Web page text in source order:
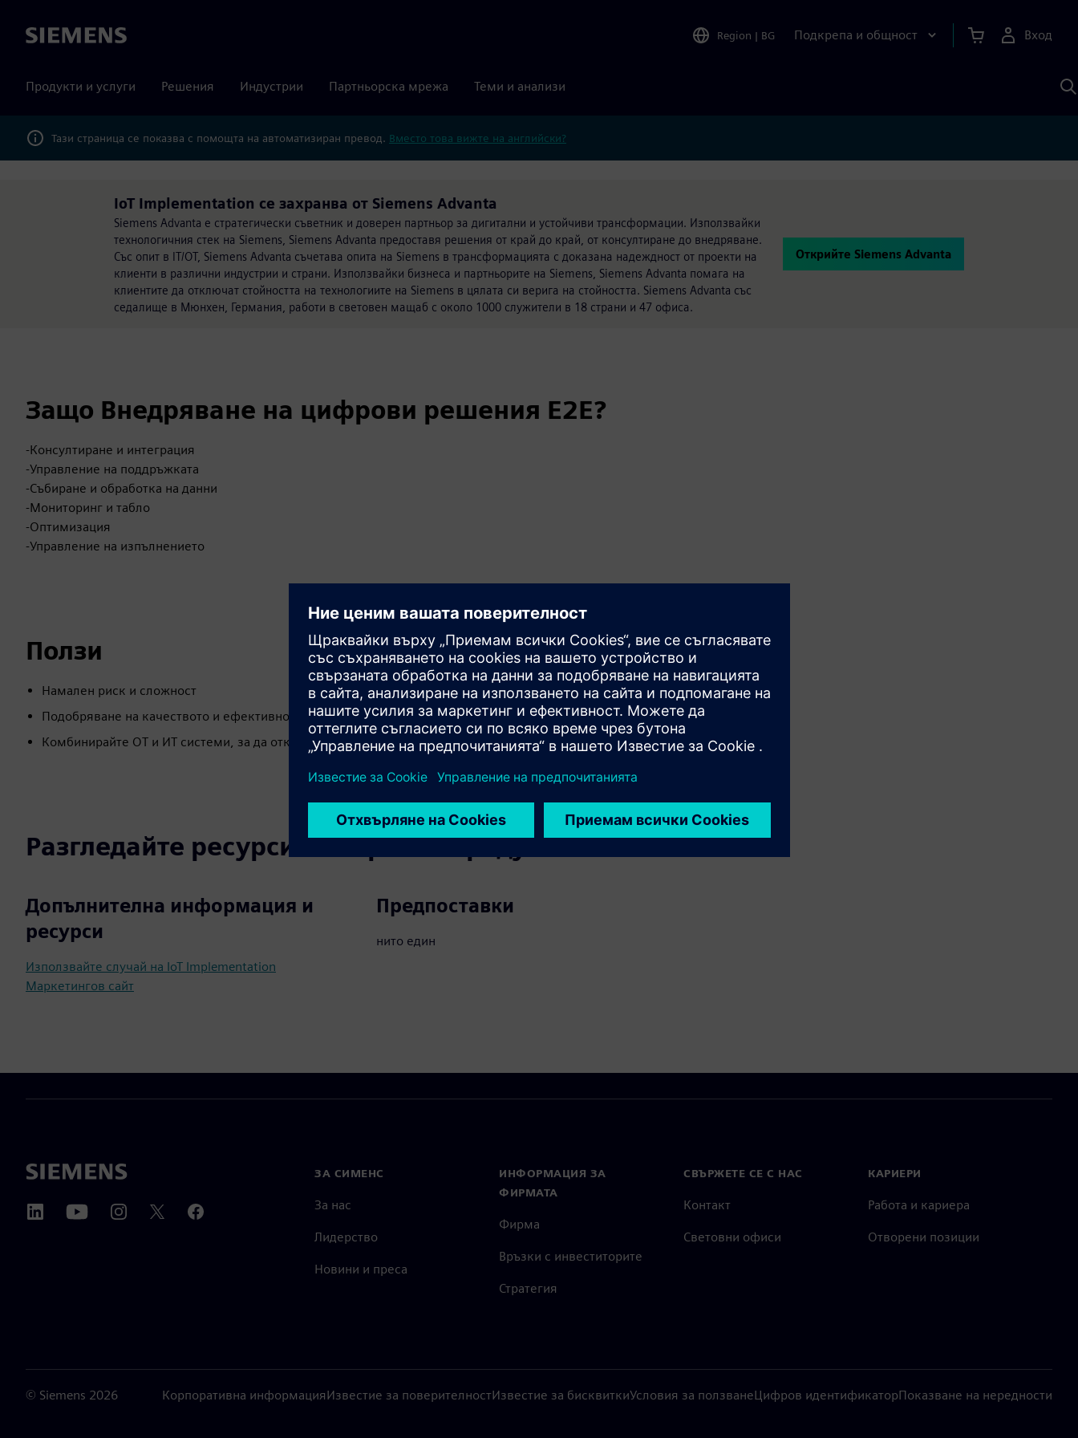
Siemens Region | BG Подкрепа и общност Вход
Продукти и услуги Решения Индустрии Партньорска мрежа Теми и анализи
с
Тази страница се показва с помощта на автоматизиран превод. Вместо това вижте на английски?
IoT Implementation се захранва от Siemens Advanta
Siemens Advanta е стратегически съветник и доверен партньор за дигитални и устойчиви трансформации. Използвайки
технологичния стек на Siemens, Siemens Advanta предоставя решения от край до край, от консултиране до внедряване.
Със опит в IT/OT, Siemens Advanta съчетава опита на Siemens в трансформацията с доказана надеждност от проекти на
клиенти в различни индустрии и страни. Използвайки бизнеса и партньорите на Siemens, Siemens Advanta помага на
клиентите да отключат стойността на технологиите на Siemens в цялата си верига на стойността. Siemens Advanta със
седалище в Мюнхен, Германия, работи в световен мащаб с около 1000 служители в 18 страни и 47 офиса.
Открийте Siemens Advanta
Защо Внедряване на цифрови решения E2E?
-Консултиране и интеграция
-Управление на поддръжката
-Събиране и обработка на данни
-Мониторинг и табло
-Оптимизация
-Управление на изпълнението
Ползи
Намален риск и сложност
Подобряване на качеството и ефективността на бизнес процесите
Комбинирайте OT и ИТ системи, за да откриете стойността на данните
Разгледайте ресурси и свързани продукти
Допълнителна информация и
ресурси
Използвайте случай на IoT Implementation
Маркетингов сайт
Предпоставки
нито един
ЗА СИМЕНС
За нас
Лидерство
Новини и преса
ИНФОРМАЦИЯ ЗА
ФИРМАТА
Фирма
Връзки с инвеститорите
Стратегия
СВЪРЖЕТЕ СЕ С НАС
Контакт
Световни офиси
КАРИЕРИ
Работа и кариера
Отворени позиции
© Siemens 2026 Корпоративна информацияИзвестие за поверителностИзвестие за бисквиткиУсловия за ползванеЦифров идентификаторПоказване на нередности